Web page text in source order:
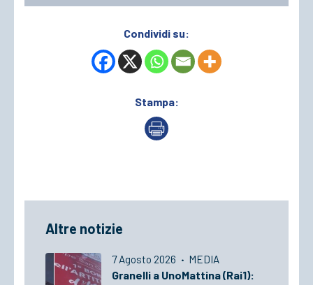
Condividi su:
Stampa:
Altre notizie
7 Agosto 2026 · MEDIA
Granelli a UnoMattina (Rai1):